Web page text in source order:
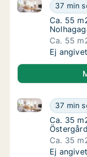
Ca. 55
37 min
Ca. 55 m2
Ca. 55
Ca. 55
Ca. 55
Ca. 55
Ej angivet
Ca. 35
37 min
Ca. 35 m2
Ca. 35
Ca. 35
Ca. 35
Ca. 35
Ej angivet